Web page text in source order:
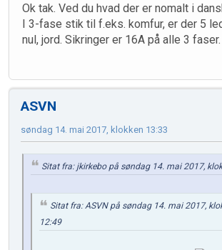
Ok tak. Ved du hvad der er nomalt i
I 3-fase stik til f.eks. komfur, er der 5
nul, jord. Sikringer er 16A på alle 3 faser.
ASVN
søndag 14. mai 2017, klokken 13:33
Sitat fra: jkirkebo på søndag 14. mai 2017,
Sitat fra: ASVN på søndag 14. mai 2017,
12:49